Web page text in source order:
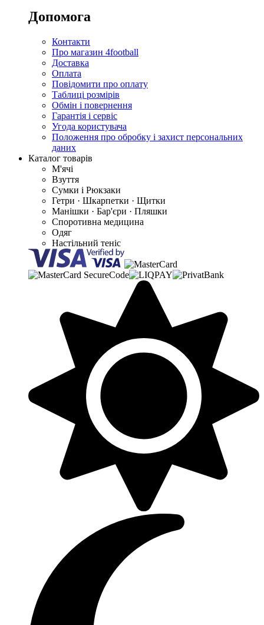
Допомога
Контакти
Про магазин 4football
Доставка
Оплата
Повідомити про оплату
Таблиці розмірів
Обмін і повернення
Гарантія і сервіс
Угода користувача
Положення про обробку і захист персональних
даних
Каталог товарів
М'ячі
Взуття
Сумки і Рюкзаки
Гетри · Шкарпетки · Щитки
Манішки · Бар'єри · Пляшки
Споротивна медицина
Одяг
Настільний теніс